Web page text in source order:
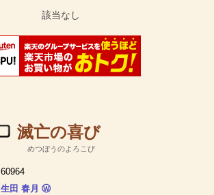
滅亡の喜び
めつぼうのよろこび
60964
生田 春月 Ⓦ